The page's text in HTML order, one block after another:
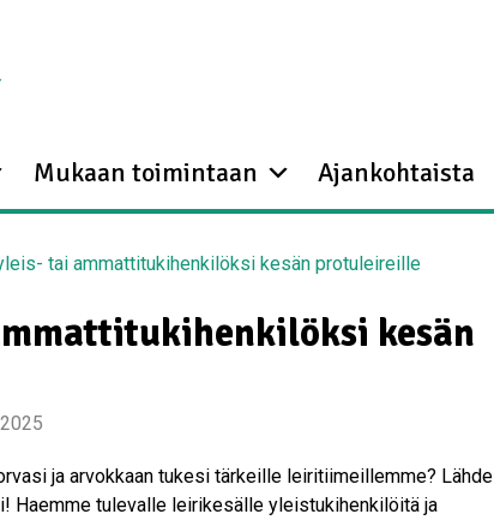
Mukaan toimintaan Ajankohtaista
tai ammattitukihenkilöksi kesän protuleireille
kesän
ja arvokkaan tukesi tärkeille leiritiimeillemme? Lähde
Haemme tulevalle leirikesälle yleistukihenkilöitä ja